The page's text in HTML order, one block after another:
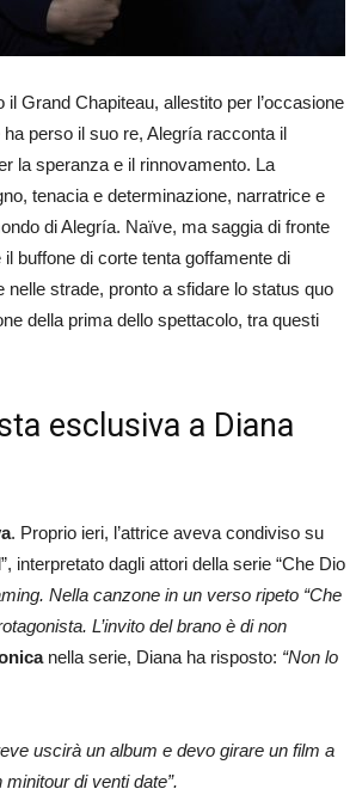
il Grand Chapiteau, allestito per l’occasione
perso il suo re, Alegría racconta il
la speranza e il rinnovamento. La
tenacia e determinazione, narratrice e
di Alegría. Naïve, ma saggia di fronte
buffone di corte tenta goffamente di
strade, pronto a sfidare lo status quo
della prima dello spettacolo, tra questi
esclusiva a Diana
. Proprio ieri, l’attrice aveva condiviso su
interpretato dagli attori della serie “Che Dio
Nella canzone in un verso ripeto “Che
L’invito del brano è di non
nella serie, Diana ha risposto: “Non lo
uscirà un album e devo girare un film a
di venti date”.